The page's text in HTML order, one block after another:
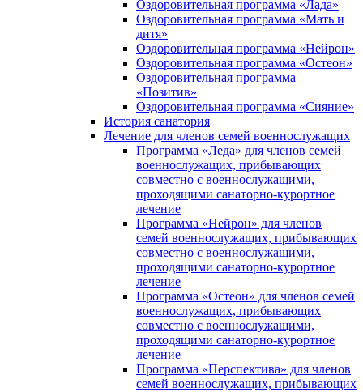
Оздоровительная программа «Лада»
Оздоровительная программа «Мать и
дитя»
Оздоровительная программа «Нейрон»
Оздоровительная программа «Остеон»
Оздоровительная программа
«Позитив»
Оздоровительная программа «Сияние»
История санатория
Лечение для членов семей военнослужащих
Программа «Леда» для членов семей
военнослужащих, прибывающих
совместно с военнослужащими,
проходящими санаторно-курортное
лечение
Программа «Нейрон» для членов
семей военнослужащих, прибывающих
совместно с военнослужащими,
проходящими санаторно-курортное
лечение
Программа «Остеон» для членов семей
военнослужащих, прибывающих
совместно с военнослужащими,
проходящими санаторно-курортное
лечение
Программа «Перспектива» для членов
семей военнослужащих, прибывающих